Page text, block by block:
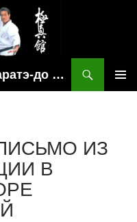
Федерация киокусинкай каратэ-до рязанской области
ИЗ
В